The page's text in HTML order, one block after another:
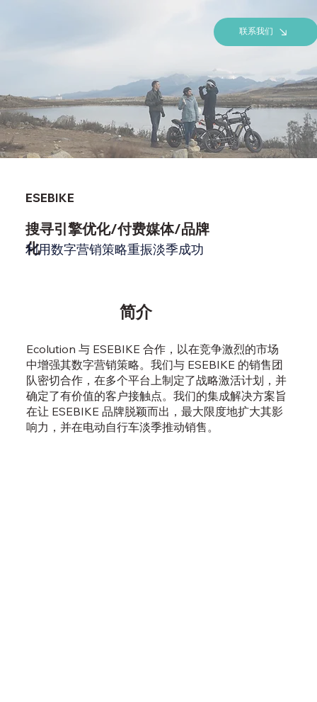
联系我们
ESEBIKE
Ecolution 与 ESEBIKE 合作，以在竞争激烈的市场
中增强其数字营销策略。我们与 ESEBIKE 的销售团
队密切合作，在多个平台上制定了战略激活计划，并
确定了有价值的客户接触点。我们的集成解决方案旨
在让 ESEBIKE 品牌脱颖而出，最大限度地扩大其影
响力，并在电动自行车淡季推动销售。
搜寻引擎优化/付费媒体/品牌
化
简介
利用数字营销策略重振淡季成功